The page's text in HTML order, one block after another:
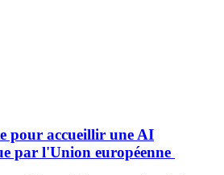
pour accueillir une AI
par l'Union européenne